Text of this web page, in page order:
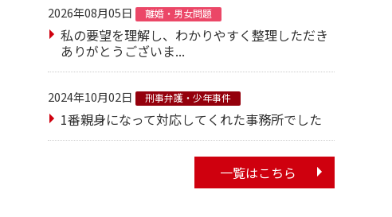
2026年08月05日 離婚・男女問題
私の要望を理解し、わかりやすく整理しただき
ありがとうございま...
2024年10月02日 刑事弁護・少年事件
1番親身になって対応してくれた事務所でした
一覧はこちら